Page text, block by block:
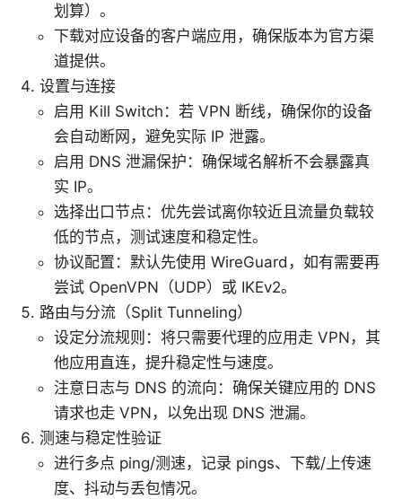
划算）。
下载对应设备的客户端应用，确保版本为官方渠
道提供。
设置与连接
启用 Kill Switch：若 VPN 断线，确保你的设备
会自动断网，避免实际 IP 泄露。
启用 DNS 泄漏保护：确保域名解析不会暴露真
实 IP。
选择出口节点：优先尝试离你较近且流量负载较
低的节点，测试速度和稳定性。
协议配置：默认先使用 WireGuard，如有需要再
尝试 OpenVPN（UDP）或 IKEv2。
路由与分流（Split Tunneling）
设定分流规则：将只需要代理的应用走 VPN，其
他应用直连，提升稳定性与速度。
注意日志与 DNS 的流向：确保关键应用的 DNS
请求也走 VPN，以免出现 DNS 泄漏。
测速与稳定性验证
进行多点 ping/测速，记录 pings、下载/上传速
度、抖动与丢包情况。